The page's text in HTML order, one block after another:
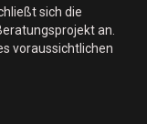
sich die
an.
voraussichtlichen